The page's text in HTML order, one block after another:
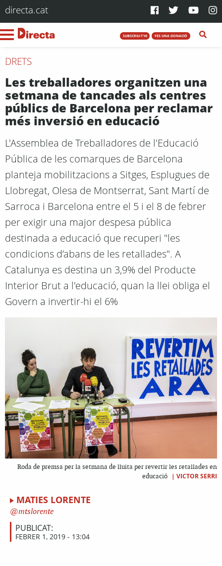
directa.cat
SUBSCRIU-T'HI FES UNA DONACIÓ
DRETS
Les treballadores organitzen una
setmana de tancades als centres
públics de Barcelona per reclamar
més inversió en educació
L'Assemblea de Treballadores de l'Educació
Pública de les comarques de Barcelona
planteja mobilitzacions a Sitges, Esplugues de
Llobregat, Olesa de Montserrat, Sant Martí de
Sarroca i Barcelona entre el 5 i el 8 de febrer
per exigir una major despesa pública
destinada a educació que recuperi "les
condicions d’abans de les retallades". A
Catalunya es destina un 3,9% del Producte
Interior Brut a l'educació, quan la llei obliga el
Govern a invertir-hi el 6%
Roda de premsa per la setmana de lluita per revertir les retallades en
educació
| VICTOR SERRI
MATIES LORENTE
mtslorente
PUBLICAT:
FEBRER 1, 2019 - 13:04